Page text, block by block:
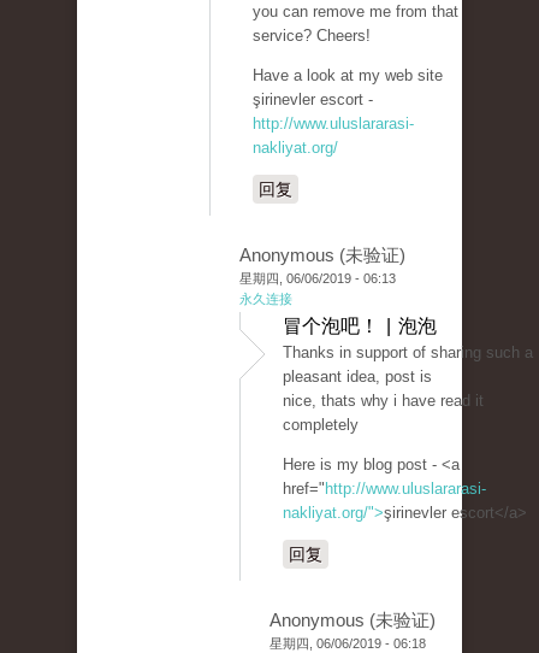
you can remove me from that
service? Cheers!
Have a look at my web site
şirinevler escort -
http://www.uluslararasi-
nakliyat.org/
回复
Anonymous (未验证)
星期四, 06/06/2019 - 06:13
永久连接
冒个泡吧！ | 泡泡
Thanks in support of sharing such a
pleasant idea, post is
nice, thats why i have read it
completely
Here is my blog post - <a
href=" http://www.uluslararasi-
nakliyat.org/">şirinevler escort</a>
回复
Anonymous (未验证)
星期四, 06/06/2019 - 06:18